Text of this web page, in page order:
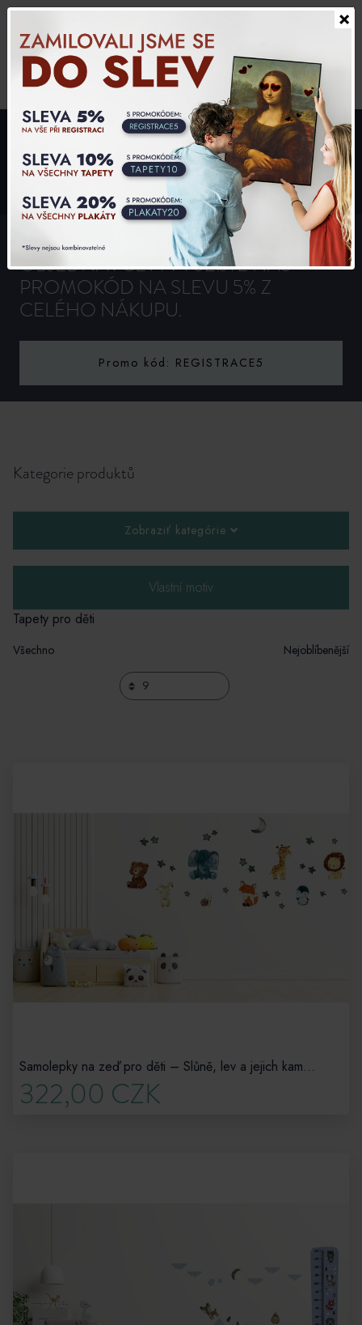
Slovensky
0,00 CZK
-5%
ZAREGISTRUJTE SE PŘI
OBJEDNÁVCE A VYUŽIJTE NÁŠ
PROMOKÓD NA SLEVU 5% Z
CELÉHO NÁKUPU.
Promo kód: REGISTRACE5
Kategorie produktů
Zobraziť kategórie
Vlastní motiv
Tapety pro děti
Všechno Nejoblíbenější
Samolepky na zeď pro děti – Slůně, lev a jejich kamarádi ze safari
322,00 CZK
×